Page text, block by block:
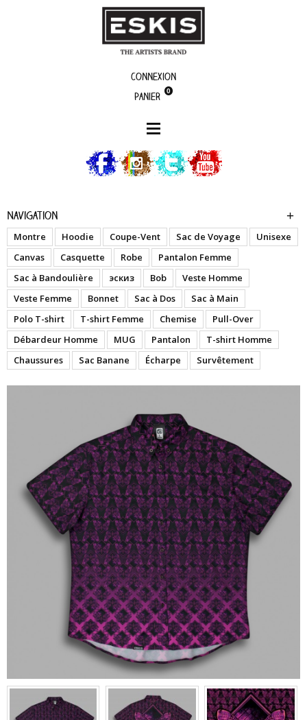
Connexion
Panier
0
boutique
Navigation
Montre Hoodie Coupe-Vent Sac de Voyage
Unisexe
Canvas
Casquette Robe
Pantalon Femme
Sac à Bandoulière
эскиз Bob
Veste Homme
Veste Femme
Bonnet Sac à Dos
Sac à Main
Polo T-shirt
T-shirt Femme Chemise
Pull-Over
Débardeur Homme
MUG Pantalon
T-shirt Homme
Chaussures
Sac Banane Écharpe Survêtement